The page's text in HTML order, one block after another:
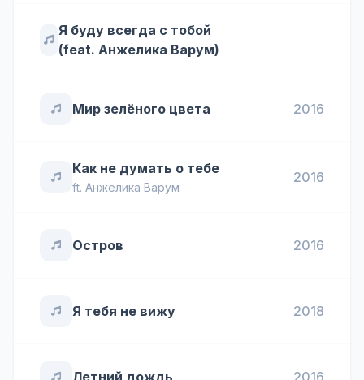
Я буду всегда с тобой
(feat. Анжелика Варум)
Мир зелёного цвета 2016
Как не думать о тебе
ft. Анжелика Варум
2016
Остров 2016
Я тебя не вижу 2018
Летний дождь 2016